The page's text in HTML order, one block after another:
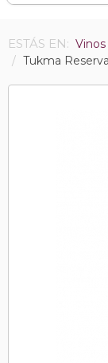
ESTÁS EN: Vinos
Tukma